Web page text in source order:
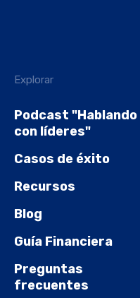
Explorar
Podcast "Hablando
con líderes"
Casos de éxito
Recursos
Blog
Guía Financiera
Preguntas
frecuentes